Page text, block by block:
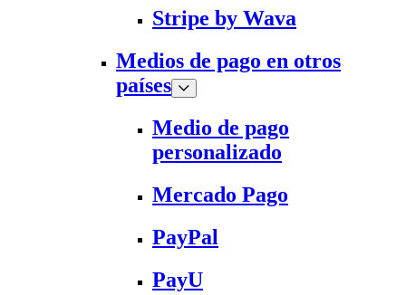
Stripe by Wava
Medios de pago en otros
países
Medio de pago
personalizado
Mercado Pago
PayPal
PayU